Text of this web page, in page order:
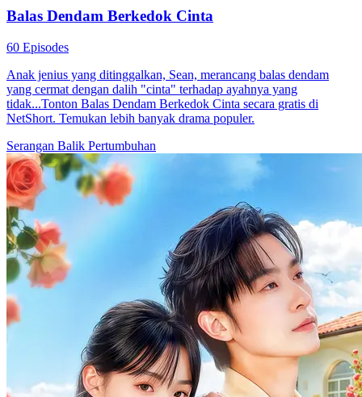
Balas Dendam Berkedok Cinta
60 Episodes
Anak jenius yang ditinggalkan, Sean, merancang balas dendam
yang cermat dengan dalih "cinta" terhadap ayahnya yang
tidak...Tonton Balas Dendam Berkedok Cinta secara gratis di
NetShort. Temukan lebih banyak drama populer.
Serangan Balik Pertumbuhan